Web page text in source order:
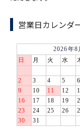
営業日カレンダ